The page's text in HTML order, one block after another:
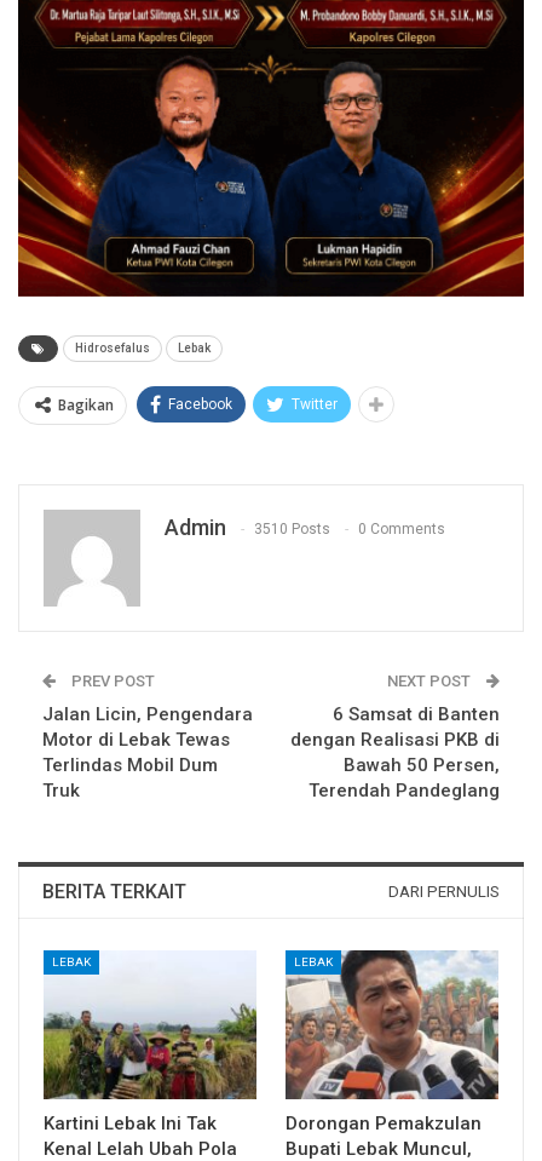
Hidrosefalus Lebak
Bagikan Facebook Twitter
Admin 3510 Posts 0 Comments
PREV POST
Jalan Licin, Pengendara
Motor di Lebak Tewas
Terlindas Mobil Dum
Truk
NEXT POST
6 Samsat di Banten
dengan Realisasi PKB di
Bawah 50 Persen,
Terendah Pandeglang
BERITA TERKAIT DARI PERNULIS
LEBAK
Kartini Lebak Ini Tak
Kenal Lelah Ubah Pola
LEBAK
Dorongan Pemakzulan
Bupati Lebak Muncul,